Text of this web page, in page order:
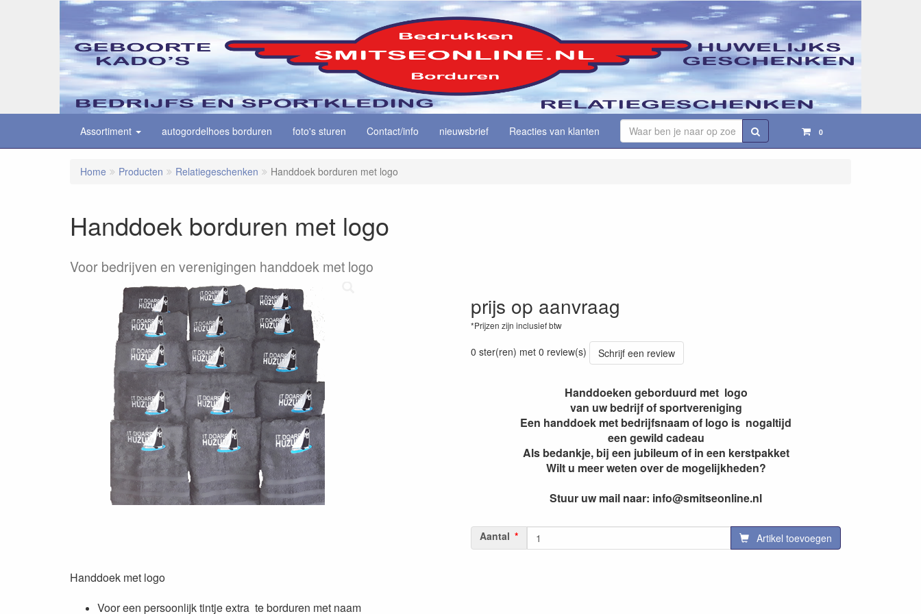
Assortiment autogordelhoes borduren foto's sturen Contact/info nieuwsbrief Reacties van klanten 0
Home Producten Relatiegeschenken Handdoek borduren met logo
Handdoek borduren met logo
Voor bedrijven en verenigingen handdoek met logo
prijs op aanvraag
*Prijzen zijn inclusief btw
0 ster(ren) met 0 review(s) Schrijf een review
Handdoeken geborduurd met logo
van uw bedrijf of sportvereniging
Een handdoek met bedrijfsnaam of logo is nogaltijd
een gewild cadeau
Als bedankje, bij een jubileum of in een kerstpakket
Wilt u meer weten over de mogelijkheden?
Stuur uw mail naar: info@smitseonline.nl
Aantal Artikel toevoegen
Handdoek met logo
Voor een persoonlijk tintje extra te borduren met naam